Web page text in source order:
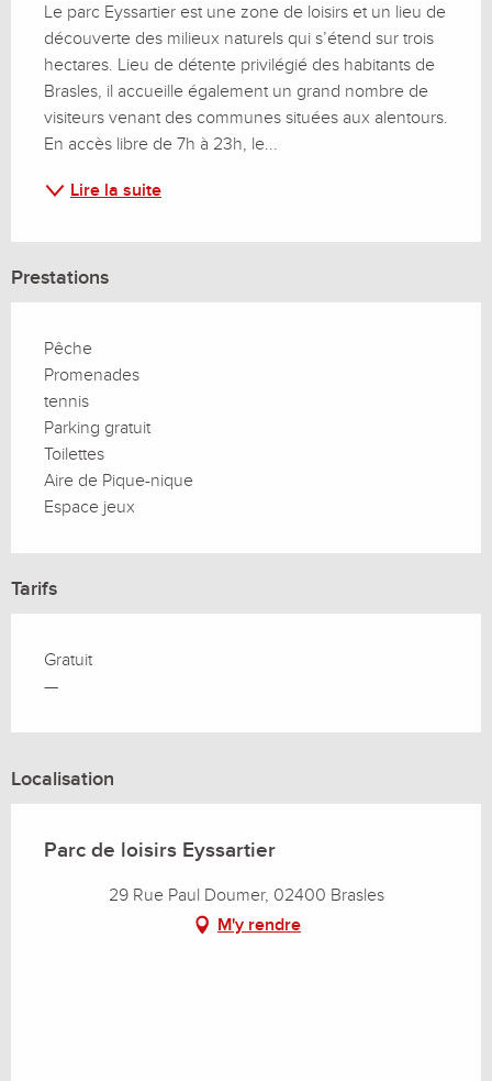
Le parc Eyssartier est une zone de loisirs et un lieu de
découverte des milieux naturels qui s’étend sur trois
hectares. Lieu de détente privilégié des habitants de
Brasles, il accueille également un grand nombre de
visiteurs venant des communes situées aux alentours.
En accès libre de 7h à 23h, le...
Lire la suite
Prestations
Pêche
Promenades
tennis
Parking gratuit
Toilettes
Aire de Pique-nique
Espace jeux
Tarifs
Gratuit
—
Localisation
Parc de loisirs Eyssartier
29 Rue Paul Doumer, 02400 Brasles
M'y rendre